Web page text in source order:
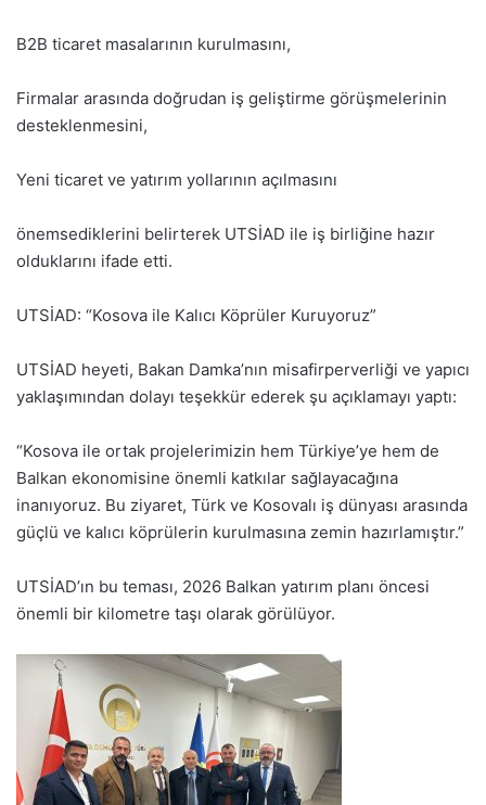
B2B ticaret masalarının kurulmasını,
Firmalar arasında doğrudan iş geliştirme görüşmelerinin
desteklenmesini,
Yeni ticaret ve yatırım yollarının açılmasını
önemsediklerini belirterek UTSİAD ile iş birliğine hazır
olduklarını ifade etti.
UTSİAD: “Kosova ile Kalıcı Köprüler Kuruyoruz”
UTSİAD heyeti, Bakan Damka’nın misafirperverliği ve yapıcı
yaklaşımından dolayı teşekkür ederek şu açıklamayı yaptı:
“Kosova ile ortak projelerimizin hem Türkiye’ye hem de
Balkan ekonomisine önemli katkılar sağlayacağına
inanıyoruz. Bu ziyaret, Türk ve Kosovalı iş dünyası arasında
güçlü ve kalıcı köprülerin kurulmasına zemin hazırlamıştır.”
UTSİAD’ın bu teması, 2026 Balkan yatırım planı öncesi
önemli bir kilometre taşı olarak görülüyor.